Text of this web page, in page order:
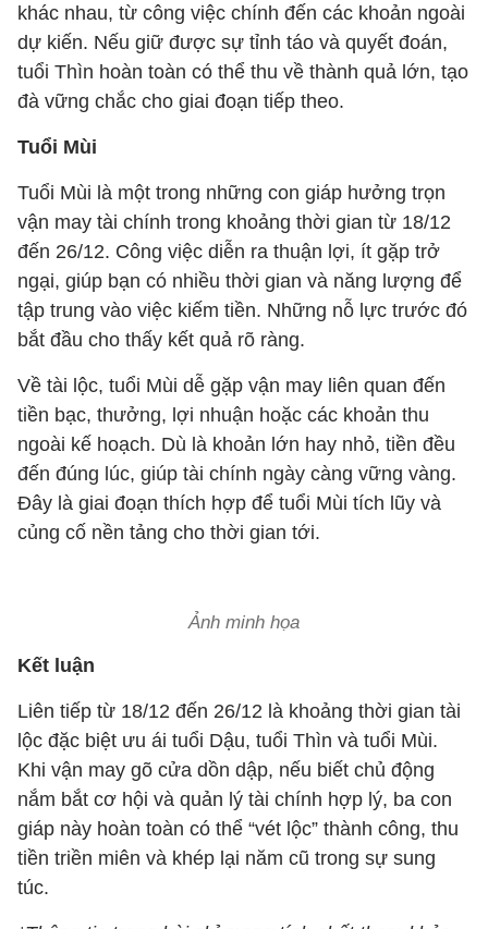
khác nhau, từ công việc chính đến các khoản ngoài
dự kiến. Nếu giữ được sự tỉnh táo và quyết đoán,
tuổi Thìn hoàn toàn có thể thu về thành quả lớn, tạo
đà vững chắc cho giai đoạn tiếp theo.
Tuổi Mùi
Tuổi Mùi là một trong những con giáp hưởng trọn
vận may tài chính trong khoảng thời gian từ 18/12
đến 26/12. Công việc diễn ra thuận lợi, ít gặp trở
ngại, giúp bạn có nhiều thời gian và năng lượng để
tập trung vào việc kiếm tiền. Những nỗ lực trước đó
bắt đầu cho thấy kết quả rõ ràng.
Về tài lộc, tuổi Mùi dễ gặp vận may liên quan đến
tiền bạc, thưởng, lợi nhuận hoặc các khoản thu
ngoài kế hoạch. Dù là khoản lớn hay nhỏ, tiền đều
đến đúng lúc, giúp tài chính ngày càng vững vàng.
Đây là giai đoạn thích hợp để tuổi Mùi tích lũy và
củng cố nền tảng cho thời gian tới.
Ảnh minh họa
Kết luận
Liên tiếp từ 18/12 đến 26/12 là khoảng thời gian tài
lộc đặc biệt ưu ái tuổi Dậu, tuổi Thìn và tuổi Mùi.
Khi vận may gõ cửa dồn dập, nếu biết chủ động
nắm bắt cơ hội và quản lý tài chính hợp lý, ba con
giáp này hoàn toàn có thể “vét lộc” thành công, thu
tiền triền miên và khép lại năm cũ trong sự sung
túc.